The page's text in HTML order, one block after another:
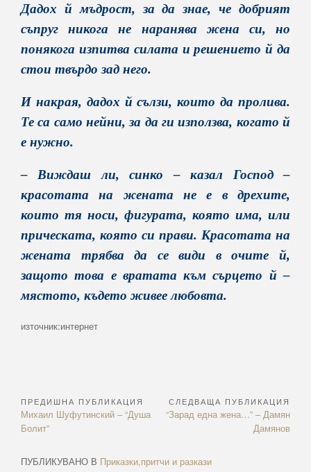
Дадох й мъдрост, за да знае, че добрият
съпруг никога не наранява жена си, но
понякога изпитва силата и решението й да
стои твърдо зад него.
И накрая, дадох й сълзи, които да пролива.
Те са само нейни, за да ги използва, когато й
е нужно.
– Виждаш ли, синко – казал Господ –
красотата на жената не е в дрехите,
които тя носи, фигурата, която има, или
прическата, която си прави. Красотата на
жената трябва да се види в очите й,
защото това е вратата към сърцето й –
мястото, където живее любовта.
източник:интернет
Навигация
ПРЕДИШНА ПУБЛИКАЦИЯ
Previous
Article:
Михаил Шуфутинский – “Душа
Болит”
СЛЕДВАЩА ПУБЛИКАЦИЯ
Next
“Зарад една жена…” – Дамян
Дамянов
ПУБЛИКУВАНО В Приказки,притчи и разкази